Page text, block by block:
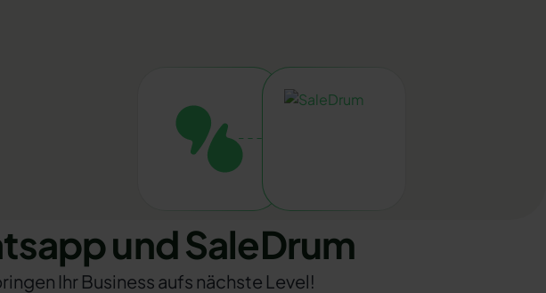
und SaleDrum
Ihr Business aufs nächste Level!